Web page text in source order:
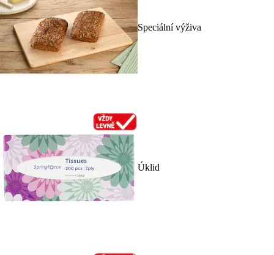
Speciální výživa
Úklid